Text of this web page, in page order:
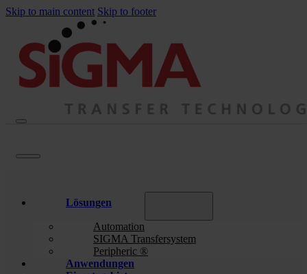
Skip to main content Skip to footer
Lösungen
Automation
SIGMA Transfersystem
Peripheric ®
Anwendungen